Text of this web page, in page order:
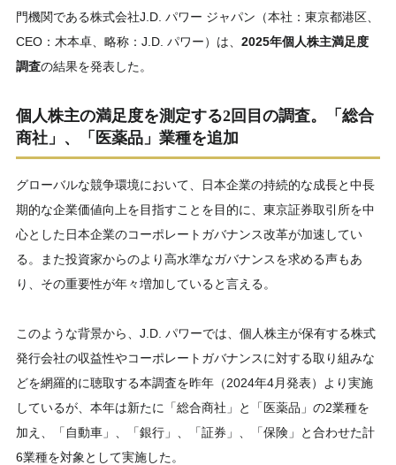
門機関である株式会社J.D. パワー ジャパン（本社：東京都港区、
CEO：木本卓、略称：J.D. パワー）は、 2025年個人株主満足度
調査の結果を発表した。
個人株主の満足度を測定する2回目の調査。「総合
商社」、「医薬品」業種を追加
グローバルな競争環境において、日本企業の持続的な成長と中長
期的な企業価値向上を目指すことを目的に、東京証券取引所を中
心とした日本企業のコーポレートガバナンス改革が加速してい
る。また投資家からのより高水準なガバナンスを求める声もあ
り、その重要性が年々増加していると言える。
このような背景から、J.D. パワーでは、個人株主が保有する株式
発行会社の収益性やコーポレートガバナンスに対する取り組みな
どを網羅的に聴取する本調査を昨年（2024年4月発表）より実施
しているが、本年は新たに「総合商社」と「医薬品」の2業種を
加え、「自動車」、「銀行」、「証券」、「保険」と合わせた計
6業種を対象として実施した。